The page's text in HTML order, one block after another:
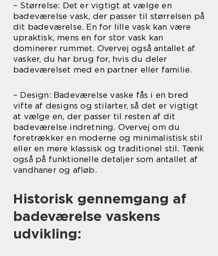
– Størrelse: Det er vigtigt at vælge en
badeværelse vask, der passer til størrelsen på
dit badeværelse. En for lille vask kan være
upraktisk, mens en for stor vask kan
dominerer rummet. Overvej også antallet af
vasker, du har brug for, hvis du deler
badeværelset med en partner eller familie.
– Design: Badeværelse vaske fås i en bred
vifte af designs og stilarter, så det er vigtigt
at vælge en, der passer til resten af dit
badeværelse indretning. Overvej om du
foretrækker en moderne og minimalistisk stil
eller en mere klassisk og traditionel stil. Tænk
også på funktionelle detaljer som antallet af
vandhaner og afløb.
Historisk gennemgang af
badeværelse vaskens
udvikling: